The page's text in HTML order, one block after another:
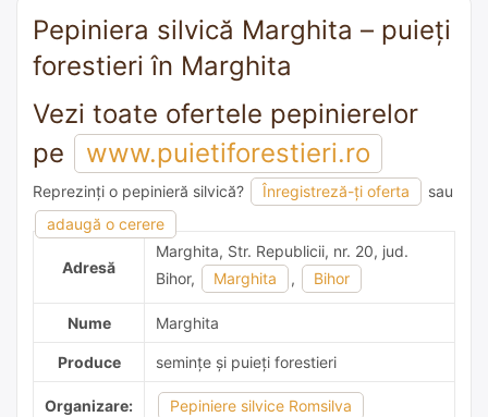
Pepiniera silvică Marghita – puieți
forestieri în Marghita
Vezi toate ofertele pepinierelor
pe
www.puietiforestieri.ro
Reprezinți o pepinieră silvică? Înregistreză-ți oferta
sau
adaugă o cerere
adaugă o recomandare
Adresă
Marghita, Str. Republicii, nr. 20, jud.
Bihor,
Marghita , Bihor
Nume Marghita
Produce semințe și puieți forestieri
Organizare: Pepiniere silvice Romsilva